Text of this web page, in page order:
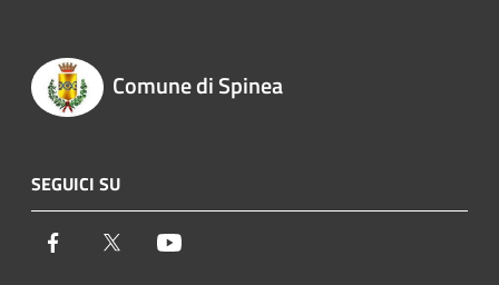
Comune di Spinea
SEGUICI SU
Facebook Twitter